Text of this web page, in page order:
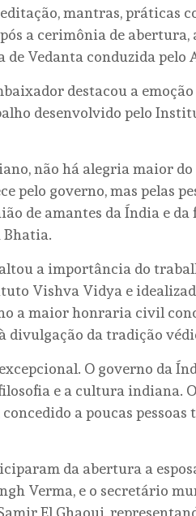
mantras, práticas
a cerimônia de
Vedanta conduzida pelo
destacou a
desenvolvido pelo
não há alegria maior
pelo governo, mas pelas
de amantes da Índia e da
Bhatia.
a importância do
Vishva Vidya e
a maior honraria civil
divulgação da tradição
O governo da
e a cultura indiana.
a poucas pessoas
da abertura a
Verma, e o secretário
El Ghaoui,